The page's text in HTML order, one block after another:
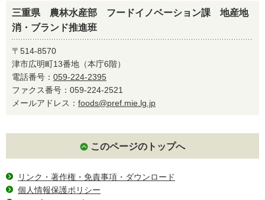
三重県 農林水産部 フードイノベーション課 地産地
消・ブランド推進班
〒514-8570
津市広明町13番地（本庁6階）
電話番号： 059-224-2395
ファクス番号：059-224-2521
メールアドレス： foods@pref.mie.lg.jp
このページのトップへ
リンク・著作権・免責事項・ダウンロード
個人情報保護ポリシー